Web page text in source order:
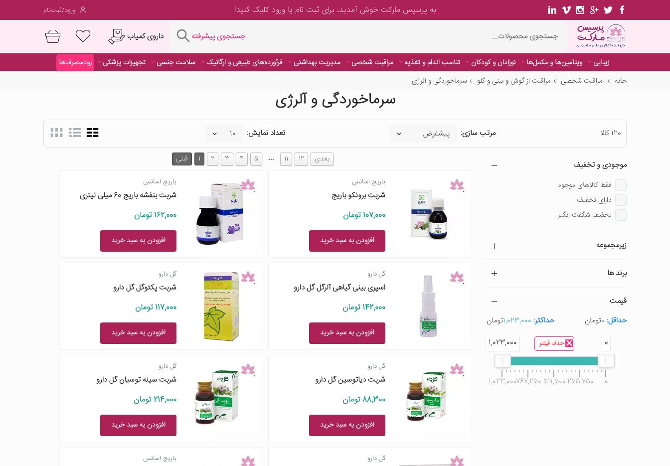
داروی کمیاب
به پرسیس مارکت خوش آمدید، برایثبت نام یا ورودکلیک کنید! ورود/ثبت‌نام
جستجوی پیشرفته داروی کمیاب
زیبایی ویتامین‌ها و مکمل‌ها نوزادان و کودکان تناسب اندام و تغذیه مراقبت شخصی مدیریت بهداشتی فرآورده‌های طبیعی و ارگانیک سلامت جنسی تجهیزات پزشکی
زودمصرف‌ها
خانه
مراقبت شخصی مراقبت از گوش و بینی و گلو سرماخوردگی و آلرژی
سرماخوردگی و آلرژی
120 کالا مرتب سازی: تعداد نمایش:
موجودی و تخفیف
فقط کالاهای موجود
دارای تخفیف
تخفیف شگفت انگیز
زیرمجموعه
برند ها
قیمت
حداقل: 0تومان حداکثر: 1,023,000تومان
حذف فیلتر 0
1,023,000
0
255,750
511,500
767,250
1,023,000
قبلی 1 2 3 4 5 … 11 12 بعدی
باریج اسانس
شربت برونکو باریج
107,000 تومان
افزودن به سبد خرید
باریج اسانس
شربت بنفشه باریج 60 میلی لیتری
162,000 تومان
افزودن به سبد خرید
گل دارو
اسپری بینی گیاهی آلرگل گل دارو
142,000 تومان
افزودن به سبد خرید
گل دارو
شربت پکتوگل گل دارو
117,000 تومان
افزودن به سبد خرید
گل دارو
شربت دیاتوسین گل دارو
88,300 تومان
افزودن به سبد خرید
گل دارو
شربت سینه توسیان گل دارو
214,000 تومان
افزودن به سبد خرید
گل دارو باریج اسانس